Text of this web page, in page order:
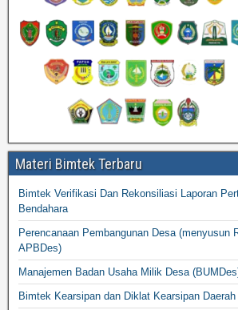
Materi Bimtek Terbaru
Bimtek Verifikasi Dan Rekonsiliasi Laporan
Bendahara
Perencanaan Pembangunan Desa (menyusun
APBDes)
Manajemen Badan Usaha Milik Desa
Bimtek Kearsipan dan Diklat Kearsipan Daerah